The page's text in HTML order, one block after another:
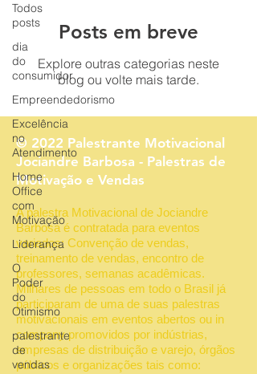
Todos
posts
dia
do
consumidor
Empreendedorismo
Excelência
no
Atendimento
Home
Office
com
Motivação
Liderança
O
Poder
do
Otimismo
palestrante
de
vendas
Posts em breve
Explore outras categorias neste
blog ou volte mais tarde.
© 2022 Palestrante Motivacional
Jociandre Barbosa - Palestras de
Motivação e Vendas
A palestra Motivacional de Jociandre
Barbosa é contratada para eventos
variados: Convenção de vendas,
treinamento de vendas, encontro de
professores, semanas acadêmicas.
Milhares de pessoas em todo o Brasil já
participaram de uma de suas palestras
motivacionais em eventos abertos ou in
company promovidos por indústrias,
empresas de distribuição e varejo, órgãos
públicos e organizações tais como: